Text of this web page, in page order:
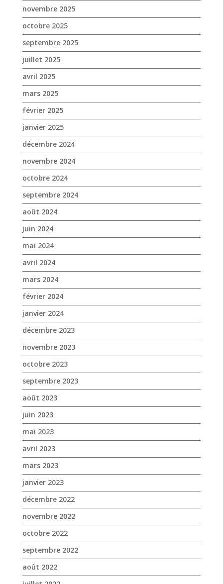
novembre 2025
octobre 2025
septembre 2025
juillet 2025
avril 2025
mars 2025
février 2025
janvier 2025
décembre 2024
novembre 2024
octobre 2024
septembre 2024
août 2024
juin 2024
mai 2024
avril 2024
mars 2024
février 2024
janvier 2024
décembre 2023
novembre 2023
octobre 2023
septembre 2023
août 2023
juin 2023
mai 2023
avril 2023
mars 2023
janvier 2023
décembre 2022
novembre 2022
octobre 2022
septembre 2022
août 2022